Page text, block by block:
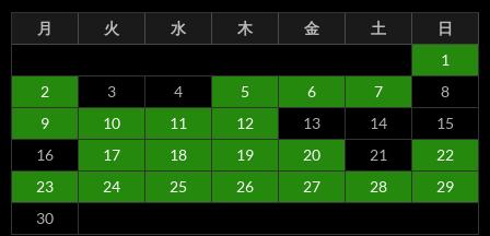
月 火 水 木 金 土
日
1
2
3 4 5 6 7
8
9
10 11 12 13 14
15
16
17 18 19 20 21
22
23
24 25 26 27 28
29
30